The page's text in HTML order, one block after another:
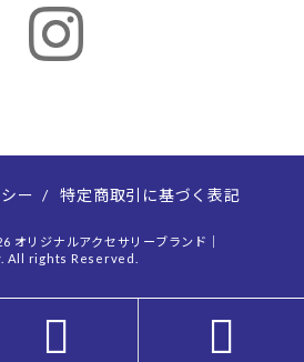
ー / 特定商取引に基づく表記
リジナルアクセサリーブランド｜
All rights Reserved.
 